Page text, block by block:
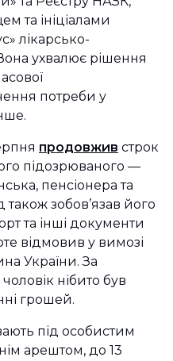
та ініціалами
лікарсько-
ухвалює рішення
потреби у
продовжив строк
підозрюваного —
пенсіонера та
також зобов’язав його
та інші документи
відмовив у вимозі
України. За
нібито був
грошей.
під особистим
арештом, до 13